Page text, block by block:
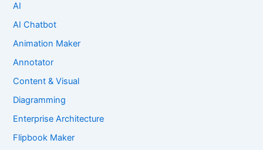
AI
AI Chatbot
Animation Maker
Annotator
Content & Visual
Diagramming
Enterprise Architecture
Flipbook Maker